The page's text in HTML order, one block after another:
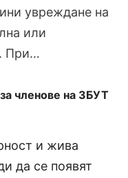
увреждане на
или
При…
членове на ЗБУТ
и жива
да се появят